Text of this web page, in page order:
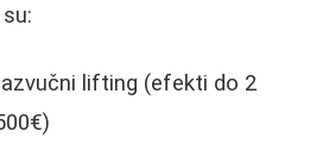
lifting (efekti do 2